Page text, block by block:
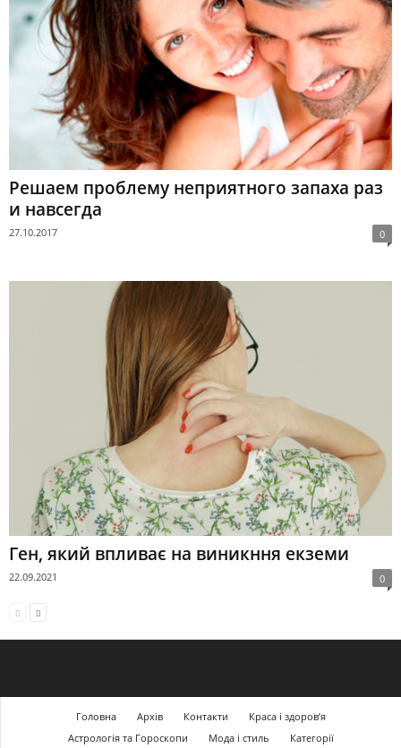
Решаем проблему неприятного запаха раз
и навсегда
27.10.2017 0
Ген, який впливає на виникння екземи
22.09.2021 0
Головна Архів Контакти
Краса і здоров’я
Астрологія та Гороскопи
Мода і стиль Категорії